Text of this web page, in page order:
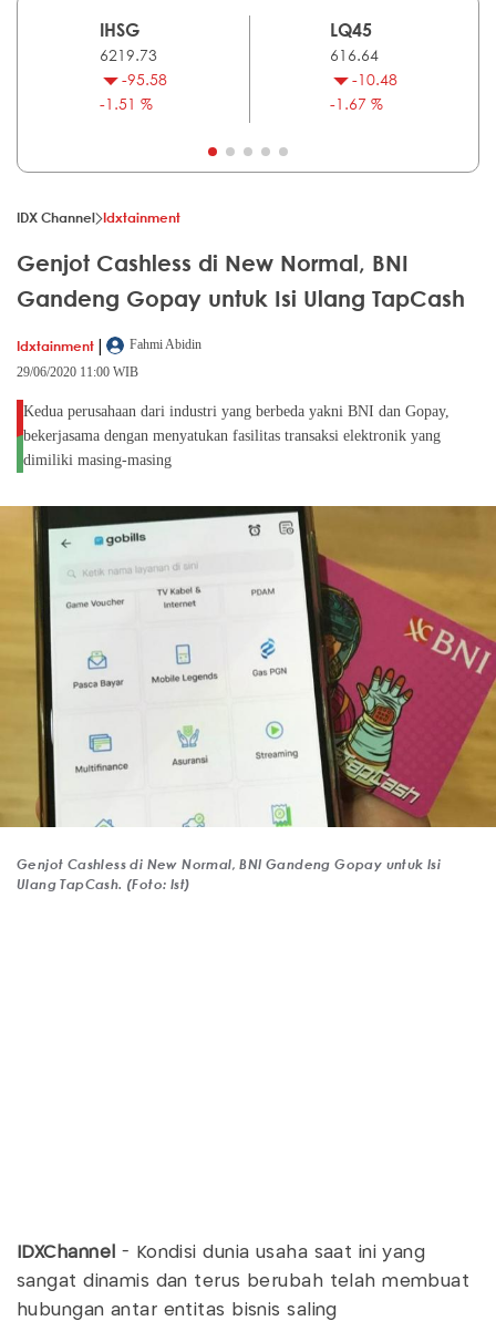
IHSG
6219.73
-95.58
-1.51 %
LQ45
616.64
-10.48
-1.67 %
IDX Channel Idxtainment
Genjot Cashless di New Normal, BNI
Gandeng Gopay untuk Isi Ulang TapCash
Idxtainment |
Fahmi Abidin
29/06/2020 11:00 WIB
Kedua perusahaan dari industri yang berbeda yakni BNI dan Gopay,
bekerjasama dengan menyatukan fasilitas transaksi elektronik yang
dimiliki masing-masing
Genjot Cashless di New Normal, BNI Gandeng Gopay untuk Isi
Ulang TapCash. (Foto: Ist)
IDXChannel
- Kondisi dunia usaha saat ini yang
sangat dinamis dan terus berubah telah membuat
hubungan antar entitas bisnis saling